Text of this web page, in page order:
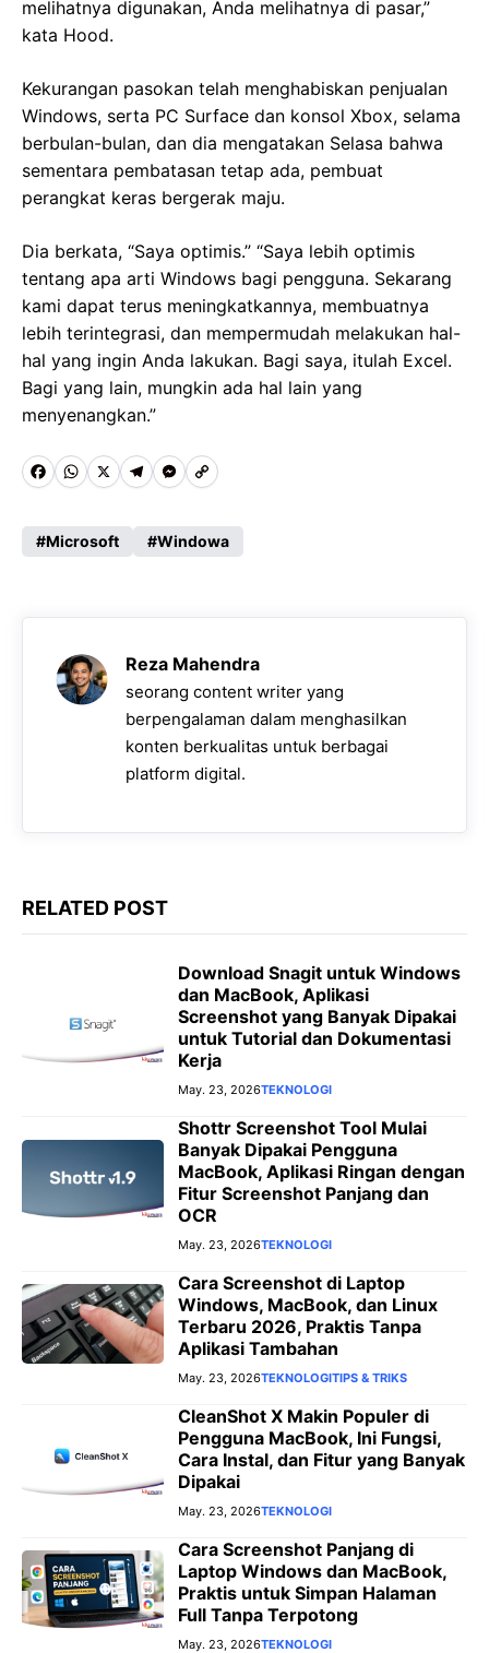
melihatnya digunakan, Anda melihatnya di pasar,”
kata Hood.
Kekurangan pasokan telah menghabiskan penjualan
Windows, serta PC Surface dan konsol Xbox, selama
berbulan-bulan, dan dia mengatakan Selasa bahwa
sementara pembatasan tetap ada, pembuat
perangkat keras bergerak maju.
Dia berkata, “Saya optimis.” “Saya lebih optimis
tentang apa arti Windows bagi pengguna. Sekarang
kami dapat terus meningkatkannya, membuatnya
lebih terintegrasi, dan mempermudah melakukan hal-
hal yang ingin Anda lakukan. Bagi saya, itulah Excel.
Bagi yang lain, mungkin ada hal lain yang
menyenangkan.”
F
c
b
W
a
s
A
p
X T
l
g
r
a
m
M
s
e
n
g
e
r
C
p
L
i
n
k
Microsoft Windowa
Reza Mahendra
seorang content writer yang
berpengalaman dalam menghasilkan
konten berkualitas untuk berbagai
platform digital.
RELATED POST
Download Snagit untuk Windows
dan MacBook, Aplikasi
Screenshot yang Banyak Dipakai
untuk Tutorial dan Dokumentasi
Kerja
May. 23, 2026TEKNOLOGI
Shottr Screenshot Tool Mulai
Banyak Dipakai Pengguna
MacBook, Aplikasi Ringan dengan
Fitur Screenshot Panjang dan
OCR
May. 23, 2026TEKNOLOGI
Cara Screenshot di Laptop
Windows, MacBook, dan Linux
Terbaru 2026, Praktis Tanpa
Aplikasi Tambahan
May. 23, 2026TEKNOLOGITIPS & TRIKS
CleanShot X Makin Populer di
Pengguna MacBook, Ini Fungsi,
Cara Instal, dan Fitur yang Banyak
Dipakai
May. 23, 2026TEKNOLOGI
Cara Screenshot Panjang di
Laptop Windows dan MacBook,
Praktis untuk Simpan Halaman
Full Tanpa Terpotong
May. 23, 2026TEKNOLOGI